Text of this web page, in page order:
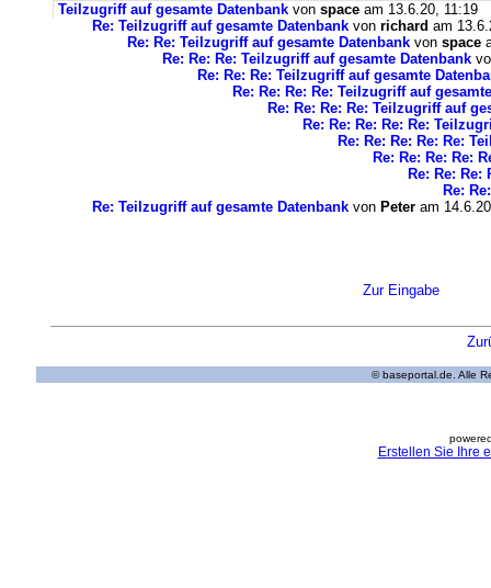
Teilzugriff auf gesamte Datenbank von space am 13.6.20, 11:19
Re: Teilzugriff auf gesamte Datenbank von richard am
Re: Re: Teilzugriff auf gesamte Datenbank von space
Re: Re: Re: Teilzugriff auf gesamte Datenbank
Re: Re: Re: Teilzugriff auf gesamte
Re: Re: Re: Re: Teilzugriff auf
Re: Re: Re: Re: Teilzugriff auf
Re: Re: Re: Re: Re:
Re: Re: Re: Re: Re:
Re: Re: Re: Re:
Re: Re: Re:
Re:
Re: Teilzugriff auf gesamte Datenbank von Peter am
Zur Eingabe
© baseportal.de. Alle
Erstellen Sie Ihre